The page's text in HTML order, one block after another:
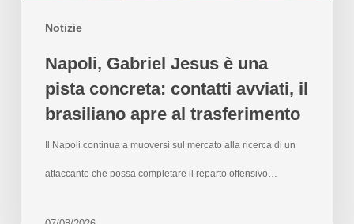
Notizie
Napoli, Gabriel Jesus è una
pista concreta: contatti avviati, il
brasiliano apre al trasferimento
Il Napoli continua a muoversi sul mercato alla ricerca di un
attaccante che possa completare il reparto offensivo…